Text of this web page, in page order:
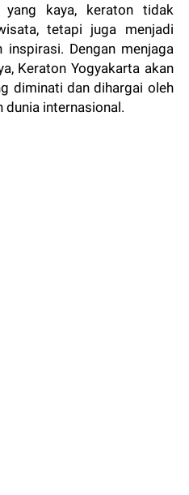
kaya, keraton tidak
tetapi juga menjadi
inspirasi. Dengan menjaga
Keraton Yogyakarta akan
diminati dan dihargai oleh
dunia internasional.